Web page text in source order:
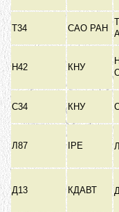
Т34 САО РАН
Н42 КНУ
С34 КНУ
Л87 ІРЕ
Д13 КДАВТ